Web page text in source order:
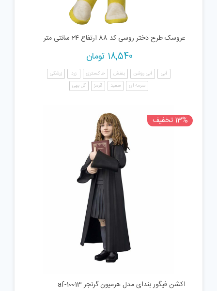
عروسک طرح دختر روسی کد 88 ارتفاع 24 سانتی متر
18,540 تومان
آبی آبی روشن بنفش خاکستری زرد
زرشکی
سرمه ای
سفید قرمز گل بهی
13% تخفیف
اکشن فیگور بندای مدل هرمیون گرنجر af-10013